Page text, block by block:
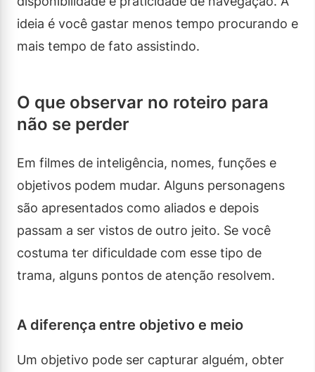
ideia é você gastar menos tempo procurando e
mais tempo de fato assistindo.
O que observar no roteiro para
não se perder
Em filmes de inteligência, nomes, funções e
objetivos podem mudar. Alguns personagens
são apresentados como aliados e depois
passam a ser vistos de outro jeito. Se você
costuma ter dificuldade com esse tipo de
trama, alguns pontos de atenção resolvem.
A diferença entre objetivo e meio
Um objetivo pode ser capturar alguém, obter